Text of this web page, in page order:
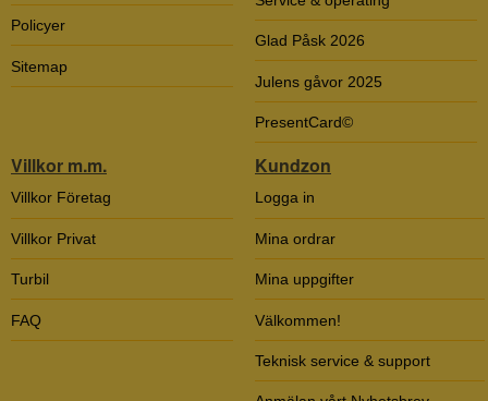
Policyer
Sitemap
Glad Påsk 2026
Julens gåvor 2025
PresentCard©
Villkor m.m.
Villkor Företag
Villkor Privat
Turbil
FAQ
Kundzon
Logga in
Mina ordrar
Mina uppgifter
Välkommen!
Teknisk service & support